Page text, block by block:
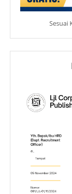
Sesuai